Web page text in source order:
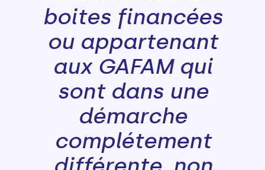
boites financées
ou appartenant
aux GAFAM qui
sont dans une
démarche
complétement